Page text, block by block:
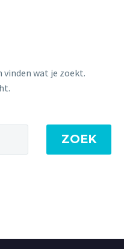
wat je zoekt.
ZOEK